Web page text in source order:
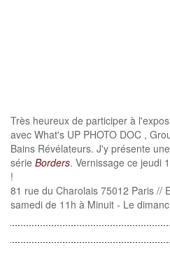
Très heureux de participer à
avec What's UP PHOTO DOC ,
Bains Révélateurs. J'y présente
série Borders. Vernissage ce jeudi
!
81 rue du Charolais 75012 Paris //
samedi de 11h à Minuit - Le